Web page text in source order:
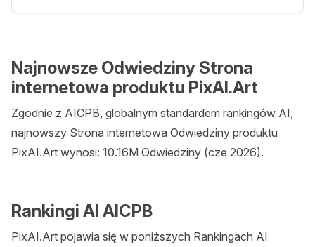
Najnowsze Odwiedziny Strona
internetowa produktu PixAI.Art
Zgodnie z AICPB, globalnym standardem rankingów AI,
najnowszy Strona internetowa Odwiedziny produktu
PixAI.Art wynosi: 10.16M Odwiedziny (cze 2026).
Rankingi AI AICPB
PixAI.Art pojawia się w poniższych Rankingach AI